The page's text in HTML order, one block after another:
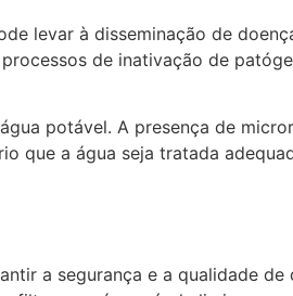
levar à disseminação de
de inativação de
potável. A presença de
que a água seja tratada
a segurança e a qualidade